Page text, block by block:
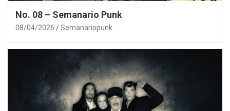
No. 08 – Semanario Punk
08/04/2026 Semanariopunk